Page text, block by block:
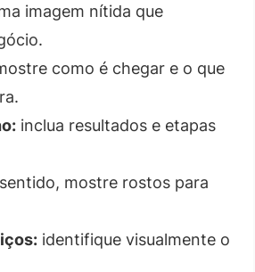
imagem nítida que
como é chegar e o que
inclua resultados e etapas
mostre rostos para
identifique visualmente o